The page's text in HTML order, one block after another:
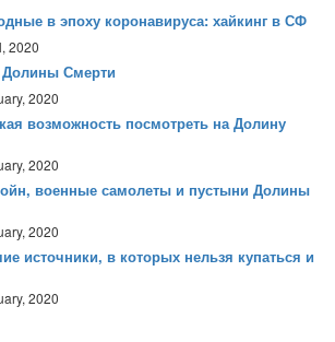
в эпоху коронавируса: хайкинг в СФ
2020
Смерти
2020
возможность посмотреть на Долину
2020
военные самолеты и пустыни Долины
2020
источники, в которых нельзя купаться и
2020